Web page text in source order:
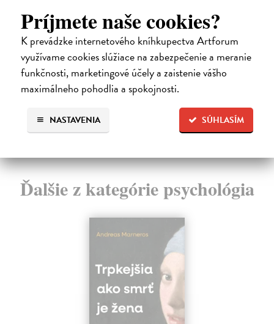
Príjmete naše cookies?
K prevádzke internetového kníhkupectva Artforum
využívame cookies slúžiace na zabezpečenie a meranie
funkčnosti, marketingové účely a zaistenie vášho
maximálneho pohodlia a spokojnosti.
SÚHLASÍM
NASTAVENIA
rodinách
Kajanová Alena| Kniha
Kniha mapuje současné role romské ženy a její
postavení v rodině i v rámci majoritní společnosti. Ro...
Dodávateľ nemá titul na sklade. Dodanie do cca.
30 dní.
4,47 €
Ďalšie z kategórie psychológia